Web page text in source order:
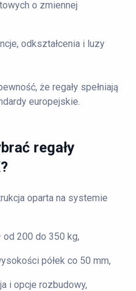
o zmiennej
odkształcenia i luzy
że regały spełniają
europejskie.
regały
oparta na systemie
od 200 do 350 kg,
półek co 50 mm,
i opcje rozbudowy,